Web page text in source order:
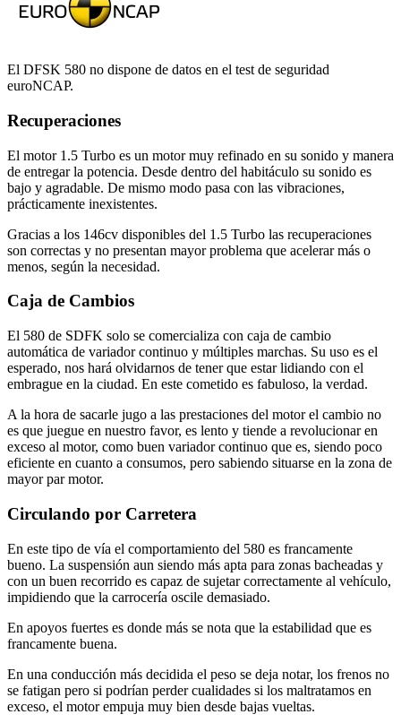
El DFSK 580 no dispone de datos en el test de seguridad
euroNCAP.
Recuperaciones
El motor 1.5 Turbo es un motor muy refinado en su sonido y manera
de entregar la potencia. Desde dentro del habitáculo su sonido es
bajo y agradable. De mismo modo pasa con las vibraciones,
prácticamente inexistentes.
Gracias a los 146cv disponibles del 1.5 Turbo las recuperaciones
son correctas y no presentan mayor problema que acelerar más o
menos, según la necesidad.
Caja de Cambios
El 580 de SDFK solo se comercializa con caja de cambio
automática de variador continuo y múltiples marchas. Su uso es el
esperado, nos hará olvidarnos de tener que estar lidiando con el
embrague en la ciudad. En este cometido es fabuloso, la verdad.
A la hora de sacarle jugo a las prestaciones del motor el cambio no
es que juegue en nuestro favor, es lento y tiende a revolucionar en
exceso al motor, como buen variador continuo que es, siendo poco
eficiente en cuanto a consumos, pero sabiendo situarse en la zona de
mayor par motor.
Circulando por Carretera
En este tipo de vía el comportamiento del 580 es francamente
bueno. La suspensión aun siendo más apta para zonas bacheadas y
con un buen recorrido es capaz de sujetar correctamente al vehículo,
impidiendo que la carrocería oscile demasiado.
En apoyos fuertes es donde más se nota que la estabilidad que es
francamente buena.
En una conducción más decidida el peso se deja notar, los frenos no
se fatigan pero si podrían perder cualidades si los maltratamos en
exceso, el motor empuja muy bien desde bajas vueltas.